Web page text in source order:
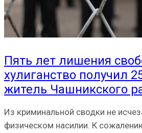
Пять лет лишения
хулиганство получил
житель Чашникского
Из криминальной сводки не
физическом насилии. К